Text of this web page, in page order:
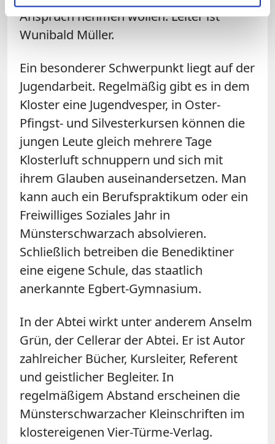
Anspruch nehmen wollen. Leiter ist
Wunibald Müller.
Ein besonderer Schwerpunkt liegt auf der
Jugendarbeit. Regelmäßig gibt es in dem
Kloster eine Jugendvesper, in Oster-
Pfingst- und Silvesterkursen können die
jungen Leute gleich mehrere Tage
Klosterluft schnuppern und sich mit
ihrem Glauben auseinandersetzen. Man
kann auch ein Berufspraktikum oder ein
Freiwilliges Soziales Jahr in
Münsterschwarzach absolvieren.
Schließlich betreiben die Benediktiner
eine eigene Schule, das staatlich
anerkannte Egbert-Gymnasium.
In der Abtei wirkt unter anderem Anselm
Grün, der Cellerar der Abtei. Er ist Autor
zahlreicher Bücher, Kursleiter, Referent
und geistlicher Begleiter. In
regelmäßigem Abstand erscheinen die
Münsterschwarzacher Kleinschriften im
klostereigenen Vier-Türme-Verlag.